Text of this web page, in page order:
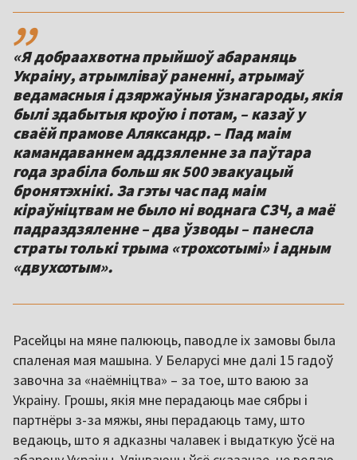
«Я добраахвотна прыйшоў абараняць
Украіну, атрымліваў раненні, атрымаў
ведамасныя і дзяржаўныя ўзнагароды, якія
былі здабытыя кроўю і потам, – казаў у
сваёй прамове Аляксандр. – Пад маім
камандаваннем аддзяленне за паўтара
года зрабіла больш як 500 эвакуацый
бронятэхнікі. За гэты час пад маім
кіраўніцтвам не было ні воднага СЗЧ, а маё
падраздзяленне – два ўзводы – панесла
страты толькі трыма «трохсотымі» і адным
«двухсотым».
Расейцы на мяне палююць, паводле іх замовы была
спаленая мая машына. У Беларусі мне далі 15 гадоў
завочна за «наёмніцтва» – за тое, што ваюю за
Украіну. Грошы, якія мне перадаюць мае сябры і
партнёры з-за мяжы, яны перадаюць таму, што
ведаюць, што я адказны чалавек і выдаткую ўсё на